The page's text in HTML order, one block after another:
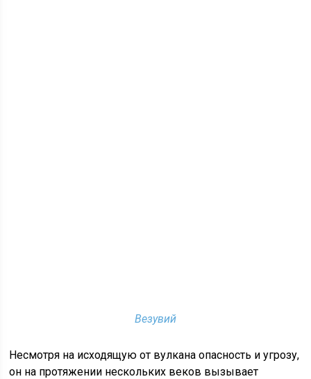
Везувий
Несмотря на исходящую от вулкана опасность и угрозу,
он на протяжении нескольких веков вызывает